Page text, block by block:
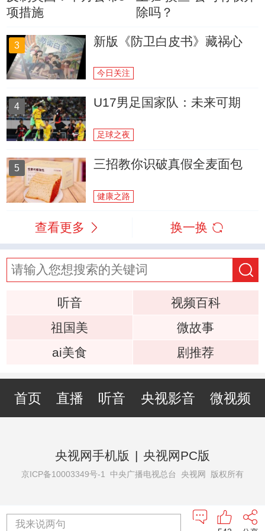
项措施
除吗？
3 新版《防卫白皮书》藏祸心
今日关注
4 U17男足国家队：未来可期
足球之夜
5 三招教你识破真假全麦面包
健康之路
查看更多 换一换
听音
视频百科
祖国美
微故事
ai美食
剧推荐
首页 直播 听音 央视影音 微视频
央视网手机版 | 央视网PC版
京ICP备10003349号-1 中央广播电视总台 央视网 版权所有
我来说两句